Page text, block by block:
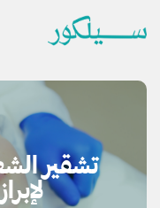
تشقير